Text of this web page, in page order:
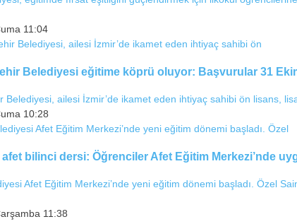
11:04
Belediyesi eğitime köprü oluyor: Başvurular 31
Belediyesi, ailesi İzmir’de ikamet eden ihtiyaç sahibi ön lisans,
10:28
afet bilinci dersi: Öğrenciler Afet Eğitim Merkezi’nde
Afet Eğitim Merkezi’nde yeni eğitim dönemi başladı. Özel
11:38